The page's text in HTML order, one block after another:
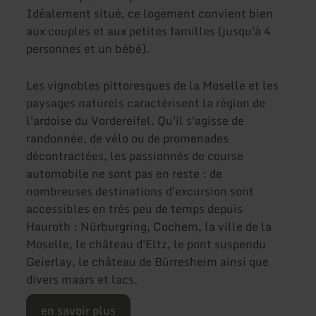
Idéalement situé, ce logement convient bien
aux couples et aux petites familles (jusqu'à 4
personnes et un bébé).
Les vignobles pittoresques de la Moselle et les
paysages naturels caractérisent la région de
l'ardoise du Vordereifel. Qu'il s'agisse de
randonnée, de vélo ou de promenades
décontractées, les passionnés de course
automobile ne sont pas en reste : de
nombreuses destinations d'excursion sont
accessibles en très peu de temps depuis
Hauroth : Nürburgring, Cochem, la ville de la
Moselle, le château d'Eltz, le pont suspendu
Geierlay, le château de Bürresheim ainsi que
divers maars et lacs.
en savoir plus